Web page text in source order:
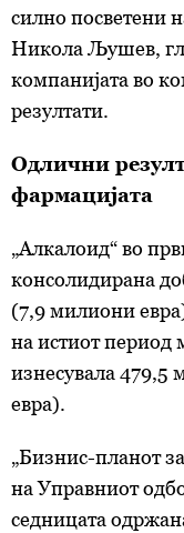
силно посветени
Никола Љушев,
компанијата во
резултати.
Одлични
фармацијата
„Алкалоид“ во
консолидирана
(7,9 милиони
на истиот период
изнесувала
евра).
„Бизнис-планот
на Управниот
седницата